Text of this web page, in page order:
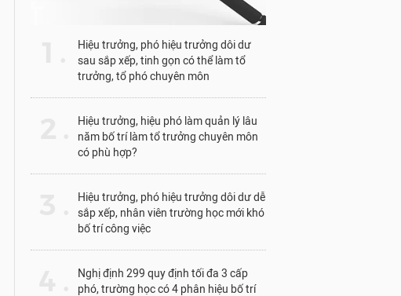
Hiệu trưởng, phó hiệu trưởng dôi dư
sau sắp xếp, tinh gọn có thể làm tổ
trưởng, tổ phó chuyên môn
Hiệu trưởng, hiệu phó làm quản lý lâu
năm bố trí làm tổ trưởng chuyên môn
có phù hợp?
Hiệu trưởng, phó hiệu trưởng dôi dư dễ
sắp xếp, nhân viên trường học mới khó
bố trí công việc
Nghị định 299 quy định tối đa 3 cấp
phó, trường học có 4 phân hiệu bố trí